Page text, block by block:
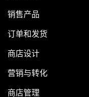
销售产品
订单和发货
商店设计
营销与转化
商店管理